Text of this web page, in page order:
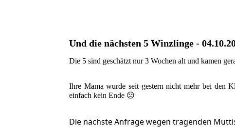
Und die nächsten 5 Winzlinge -
Die 5 sind geschätzt nur 3 Wochen alt und kamen
Ihre Mama wurde seit gestern nicht mehr bei den
einfach kein Ende 😔
Die nächste Anfrage wegen tragenden